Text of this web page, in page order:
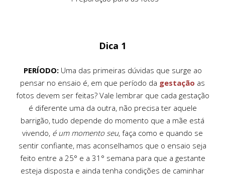
Dica 1
PERÍODO:Uma das primeiras dúvidas que surge ao
pensar no ensaio é, em que período da gestação as
fotos devem ser feitas? Vale lembrar que cada gestação
é diferente uma da outra, não precisa ter aquele
barrigão, tudo depende do momento que a mãe está
vivendo, é um momento seu, faça como e quando se
sentir confiante, mas aconselhamos que o ensaio seja
feito entre a 25° e a 31° semana para que a gestante
esteja disposta e ainda tenha condições de caminhar